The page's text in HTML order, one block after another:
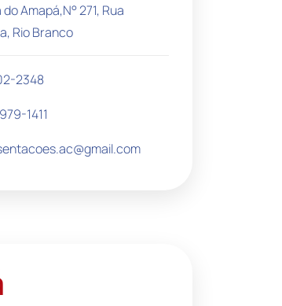
do Amapá,N° 271, Rua
Rio Branco
2348
1411